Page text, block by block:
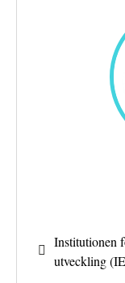
Institutionen
utveckling